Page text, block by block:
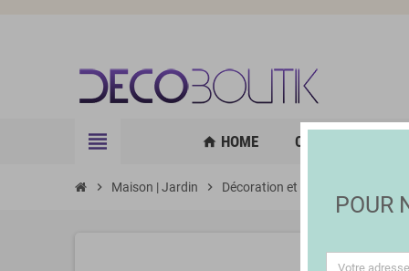
view_headline home HOME CUISINE |
chevron_right Maison | Jardin chevron_right Décoration et Éclairage
POUR